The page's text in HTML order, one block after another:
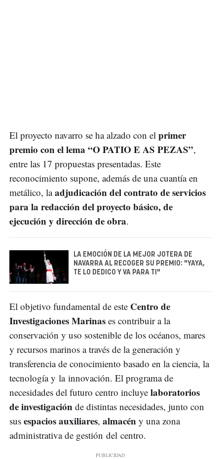
El proyecto navarro se ha alzado con el primer
premio con el lema “O PATIO E AS PEZAS”,
entre las 17 propuestas presentadas. Este
reconocimiento supone, además de una cuantía en
metálico, laadjudicación del contrato de servicios
para la redacción del proyecto básico, de
ejecución y dirección de obra.
LA EMOCIÓN DE LA MEJOR JOTERA DE
NAVARRA AL RECOGER SU PREMIO: "YAYA,
TE LO DEDICO Y VA PARA TI"
El objetivo fundamental de este Centro de
Investigaciones Marinas es contribuir a la
conservación y uso sostenible de los océanos, mares
y recursos marinos a través de la generación y
transferencia de conocimiento basado en la ciencia, la
tecnología y la innovación. El programa de
necesidades del futuro centro incluye laboratorios
de investigación de distintas necesidades, junto con
sus espacios auxiliares, almacén y una zona
administrativa de gestión del centro.